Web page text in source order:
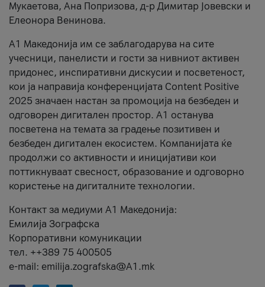
Мукаетова, Ана Попризова, д-р Димитар Јовевски и
Елеонора Венинова.
А1 Македонија им се заблагодарува на сите
учесници, панелисти и гости за нивниот активен
придонес, инспиративни дискусии и посветеност,
кои ја направија конференцијата Content Positive
2025 значаен настан за промоција на безбеден и
одговорен дигитален простор. А1 останува
посветена на темата за градење позитивен и
безбеден дигитален екосистем. Компанијата ќе
продолжи со активности и иницијативи кои
поттикнуваат свесност, образование и одговорно
користење на дигиталните технологии.
Контакт за медиуми А1 Македонија:
Емилија Зографска
Корпоративни комуникации
тел. ++389 75 400505
e-mail: emilija.zografska@A1.mk